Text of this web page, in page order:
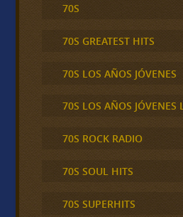
70S
70S GREATEST HITS
70S LOS AÑOS JÓVENES
70S LOS AÑOS JÓVENES
70S ROCK RADIO
70S SOUL HITS
70S SUPERHITS